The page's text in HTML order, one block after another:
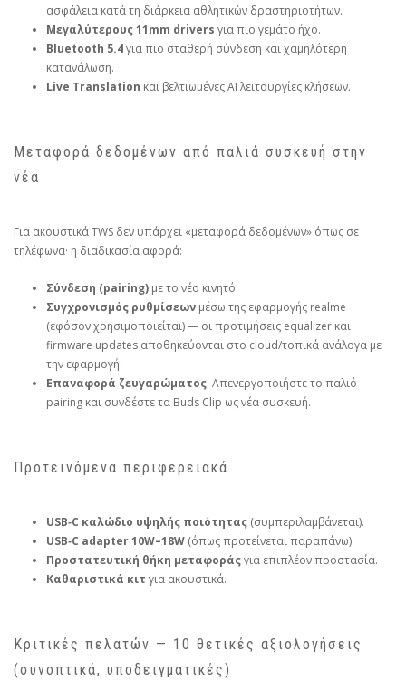
ασφάλεια κατά τη διάρκεια αθλητικών δραστηριοτήτων.
Μεγαλύτερους 11mm drivers για πιο γεμάτο ήχο.
Bluetooth 5.4για πιο σταθερή σύνδεση και χαμηλότερη
κατανάλωση.
Live Translation και βελτιωμένες AI λειτουργίες κλήσεων.
Μεταφορά δεδομένων από παλιά συσκευή στην
νέα
Για ακουστικά TWS δεν υπάρχει «μεταφορά δεδομένων» όπως σε
τηλέφωνα· η διαδικασία αφορά:
Σύνδεση (pairing) με το νέο κινητό.
Συγχρονισμός ρυθμίσεων μέσω της εφαρμογής realme
(εφόσον χρησιμοποιείται) — οι προτιμήσεις equalizer και
firmware updates αποθηκεύονται στο cloud/τοπικά ανάλογα με
την εφαρμογή.
Επαναφορά ζευγαρώματος: Απενεργοποιήστε το παλιό
pairing και συνδέστε τα Buds Clip ως νέα συσκευή.
Προτεινόμενα περιφερειακά
USB‑C καλώδιο υψηλής ποιότητας (συμπεριλαμβάνεται).
USB‑C adapter 10W–18W (όπως προτείνεται παραπάνω).
Προστατευτική θήκη μεταφοράςγια επιπλέον προστασία.
Καθαριστικά κιτ για ακουστικά.
Κριτικές πελατών — 10 θετικές αξιολογήσεις
(συνοπτικά, υποδειγματικές)